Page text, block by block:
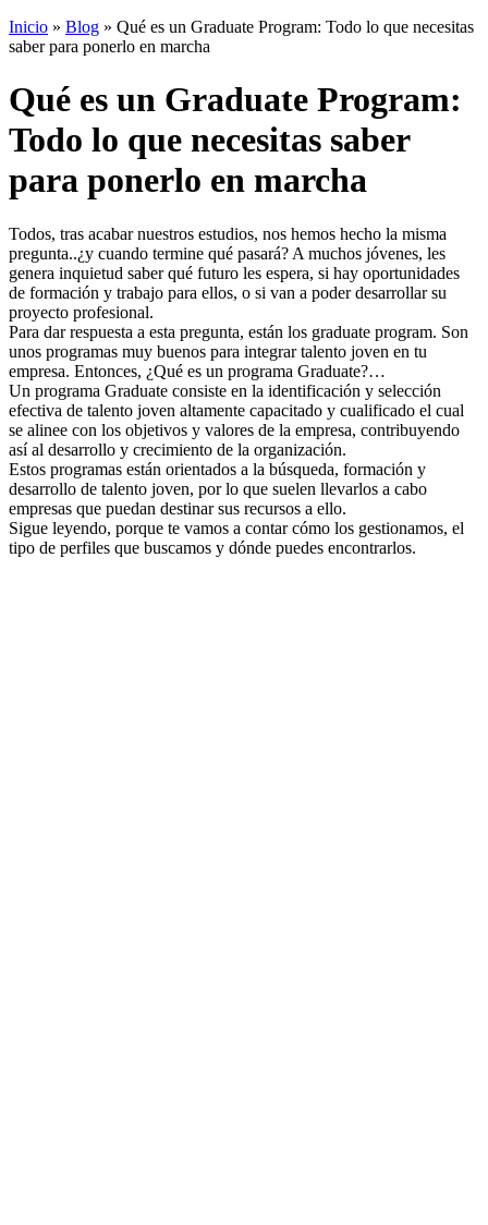
Inicio » Blog » Qué es un Graduate Program: Todo lo que necesitas
saber para ponerlo en marcha
Qué es un Graduate Program:
Todo lo que necesitas saber
para ponerlo en marcha
Todos, tras acabar nuestros estudios, nos hemos hecho la misma
pregunta..¿y cuando termine qué pasará? A muchos jóvenes, les
genera inquietud saber qué futuro les espera, si hay oportunidades
de formación y trabajo para ellos, o si van a poder desarrollar su
proyecto profesional.
Para dar respuesta a esta pregunta, están los graduate program. Son
unos programas muy buenos para integrar talento joven en tu
empresa. Entonces, ¿Qué es un programa Graduate?…
Un programa Graduate consiste en la identificación y selección
efectiva de talento joven altamente capacitado y cualificado el cual
se alinee con los objetivos y valores de la empresa, contribuyendo
así al desarrollo y crecimiento de la organización.
Estos programas están orientados a la búsqueda, formación y
desarrollo de talento joven, por lo que suelen llevarlos a cabo
empresas que puedan destinar sus recursos a ello.
Sigue leyendo, porque te vamos a contar cómo los gestionamos, el
tipo de perfiles que buscamos y dónde puedes encontrarlos.